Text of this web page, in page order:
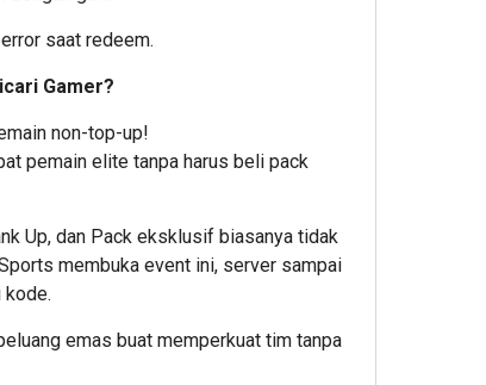
saat redeem.
Gamer?
non-top-up!
pemain elite tanpa harus beli pack
Up, dan Pack eksklusif biasanya tidak
membuka event ini, server sampai
kode.
emas buat memperkuat tim tanpa